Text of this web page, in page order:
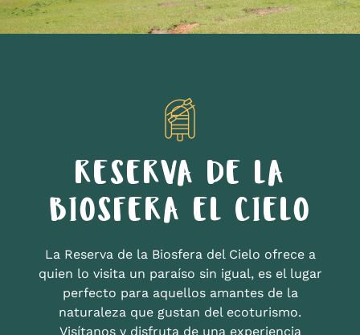
RESERVA DE LA
BIOSFERA EL CIELO
La Reserva de la Biosfera del Cielo ofrece a
quien lo visita un paraíso sin igual, es el lugar
perfecto para aquellos amantes de la
naturaleza que gustan del ecoturismo.
Visítanos y disfruta de una experiencia